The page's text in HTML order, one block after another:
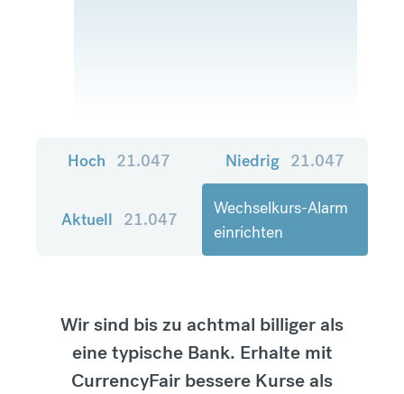
Hoch 21.047 Niedrig 21.047
Aktuell 21.047
Wechselkurs-Alarm
einrichten
Wir sind bis zu achtmal billiger als
eine typische Bank. Erhalte mit
CurrencyFair bessere Kurse als